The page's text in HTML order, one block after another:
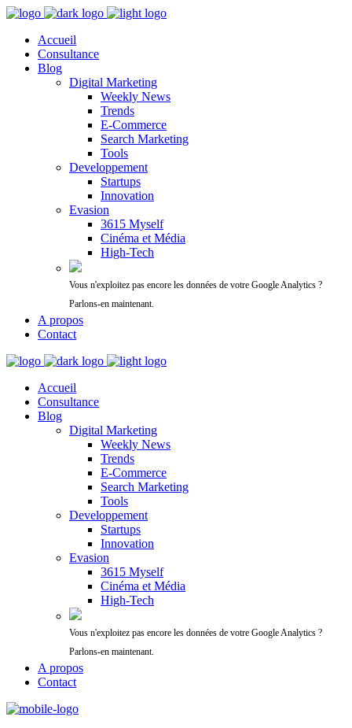
Accueil
Consultance
Blog
Digital Marketing
Weekly News
Trends
E-Commerce
Search Marketing
Tools
Developpement
Startups
Innovation
Evasion
3615 Myself
Cinéma et Média
High-Tech
Vous n'exploitez pas encore les données de votre Google Analytics ?
Parlons-en maintenant.
A propos
Contact
Accueil
Consultance
Blog
Digital Marketing
Weekly News
Trends
E-Commerce
Search Marketing
Tools
Developpement
Startups
Innovation
Evasion
3615 Myself
Cinéma et Média
High-Tech
Vous n'exploitez pas encore les données de votre Google Analytics ?
Parlons-en maintenant.
A propos
Contact